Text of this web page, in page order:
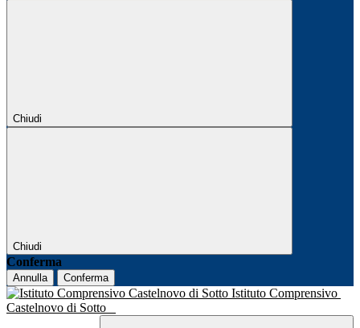
Chiudi
Chiudi
Conferma
Annulla Conferma
Istituto Comprensivo
Castelnovo di Sotto